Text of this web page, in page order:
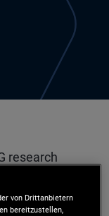
research
social, and
von Drittanbietern
bereitzustellen,